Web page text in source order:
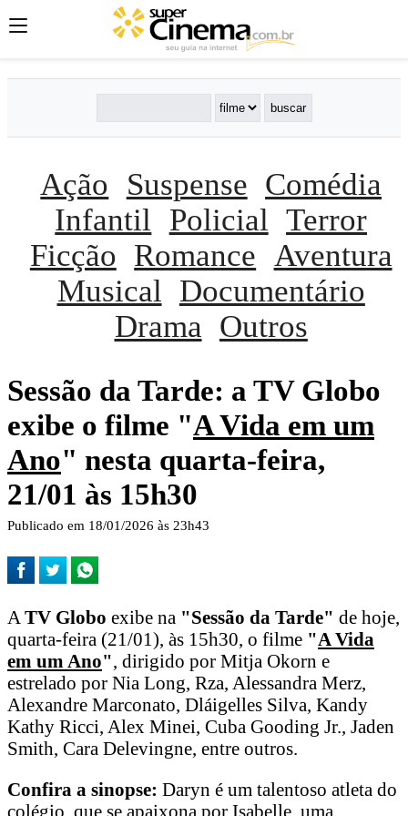
Ação Suspense Comédia
Infantil
Policial Terror
Ficção Romance Aventura
Musical
Documentário
Drama Outros
Sessão da Tarde: a TV Globo
exibe o filme "A Vida em um
Ano" nesta quarta-feira,
21/01 às 15h30
Publicado em 18/01/2026 às 23h43
A TV Globo exibe na "Sessão da Tarde" de hoje,
quarta-feira (21/01), às 15h30, o filme "A Vida
em um Ano", dirigido por Mitja Okorn e
estrelado por Nia Long, Rza, Alessandra Merz,
Alexandre Marconato, Dláigelles Silva, Kandy
Kathy Ricci, Alex Minei, Cuba Gooding Jr., Jaden
Smith, Cara Delevingne, entre outros.
Confira a sinopse: Daryn é um talentoso atleta do
colégio, que se apaixona por Isabelle, uma